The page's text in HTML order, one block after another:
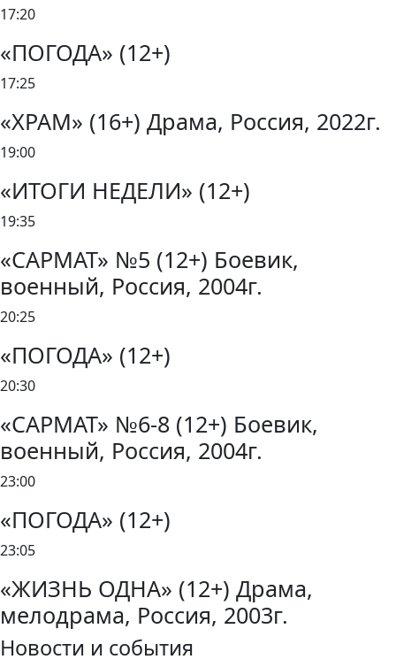
17:20
«ПОГОДА» (12+)
17:25
«ХРАМ» (16+) Драма, Россия, 2022г.
19:00
«ИТОГИ НЕДЕЛИ» (12+)
19:35
«САРМАТ» №5 (12+) Боевик,
военный, Россия, 2004г.
20:25
«ПОГОДА» (12+)
20:30
«САРМАТ» №6-8 (12+) Боевик,
военный, Россия, 2004г.
23:00
«ПОГОДА» (12+)
23:05
«ЖИЗНЬ ОДНА» (12+) Драма,
мелодрама, Россия, 2003г.
Новости и события